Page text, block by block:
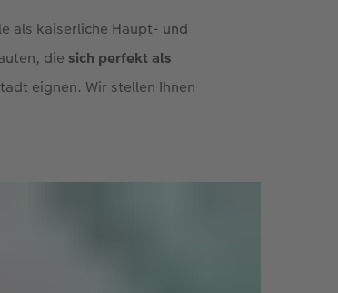
als kaiserliche Haupt- und
die sich perfekt als
eignen. Wir stellen Ihnen